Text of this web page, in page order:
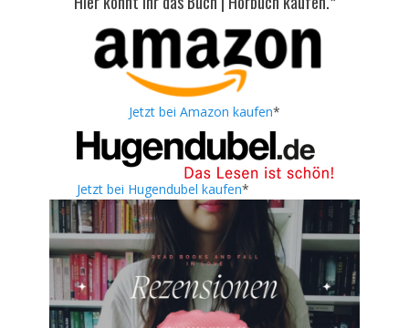
Jetzt bei Amazon kaufen*
Jetzt bei Hugendubel kaufen*